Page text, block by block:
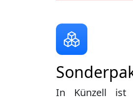
In Künzell ist